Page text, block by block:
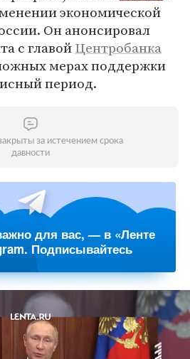
экономической
Он анонсировал
с главойЦентробанка
мерах поддержки
период.
за истечением срока
давности
для вас, — в «Ленте
Подписывайтесь